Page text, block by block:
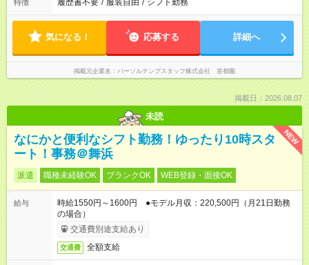
特徴 履歴書不要 / 服装自由 / シフト勤務
気になる！ 応募する 詳細へ
掲載元企業名 パーソルテンプスタッフ株式会社 首都圏
掲載日：2026.08.07
未読
NEW
なにかと便利なシフト勤務！ゆったり10時スタ
ート！事務＠舞浜
派遣 職種未経験OK ブランクOK WEB登録・面接OK
給与
時給1550円～1600円 ●モデル月収：220,500円（月21日勤務
の場合）
交通費別途支給あり
交通費 全額支給